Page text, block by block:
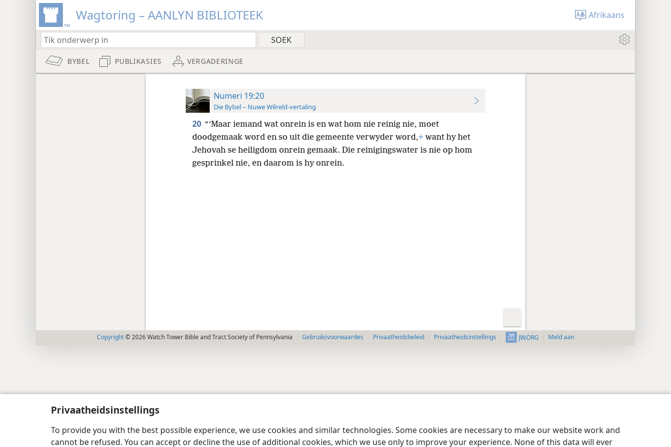
Privaatheidsinstellings
To provide you with the best possible experience, we use cookies and similar technologies. Some cookies are necessary to make our website work and
cannot be refused. You can accept or decline the use of additional cookies, which we use only to improve your experience. None of this data will ever
Wagtoring – AANLYN BIBLIOTEEK Afrikaans
BYBEL PUBLIKASIES VERGADERINGE
Numeri 19:20
Die Bybel – Nuwe Wêreld-vertaling
20 “‘Maar iemand wat onrein is en wat hom nie reinig nie, moet
doodgemaak word en so uit die gemeente verwyder word,+want hy het
Jehovah se heiligdom onrein gemaak. Die reinigingswater is nie op hom
gesprinkel nie, en daarom is hy onrein.
Copyright© 2026 Watch Tower Bible and Tract Society of Pennsylvania Gebruiksvoorwaardes Privaatheidsbeleid Privaatheidsinstellings JW.ORG Meld aan